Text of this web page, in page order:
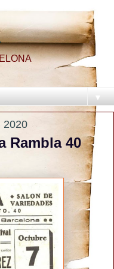
▼
2020
Rambla 40